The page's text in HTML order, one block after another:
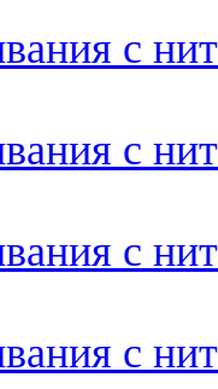
с
с
с
с